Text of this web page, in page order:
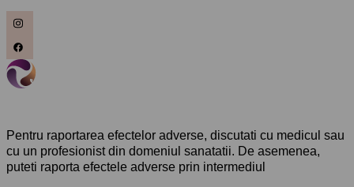
Pentru raportarea efectelor adverse, discutati cu medicul sau
cu un profesionist din domeniul sanatatii. De asemenea,
puteti raporta efectele adverse prin intermediul